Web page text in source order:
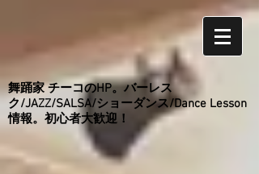
舞踊家 チーコのHP。バーレス
ク/JAZZ/SALSA/ショーダンス/Dance Lesson
情報。初心者大歓迎！